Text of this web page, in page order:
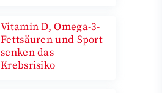
Vitamin D, Omega-3-
Fettsäuren und Sport
senken das
Krebsrisiko